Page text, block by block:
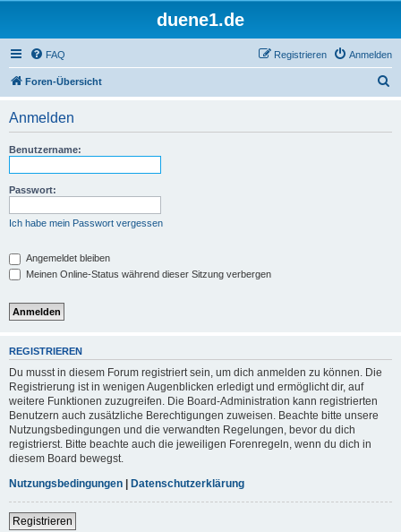
duene1.de
FAQ Anmelden
Registrieren
Foren-Übersicht
Anmelden
Benutzername:
Passwort:
Ich habe mein Passwort vergessen
Angemeldet bleiben
Meinen Online-Status während dieser Sitzung verbergen
REGISTRIEREN
Du musst in diesem Forum registriert sein, um dich anmelden zu können. Die
Registrierung ist in wenigen Augenblicken erledigt und ermöglicht dir, auf
weitere Funktionen zuzugreifen. Die Board-Administration kann registrierten
Benutzern auch zusätzliche Berechtigungen zuweisen. Beachte bitte unsere
Nutzungsbedingungen und die verwandten Regelungen, bevor du dich
registrierst. Bitte beachte auch die jeweiligen Forenregeln, wenn du dich in
diesem Board bewegst.
Nutzungsbedingungen | Datenschutzerklärung
Registrieren